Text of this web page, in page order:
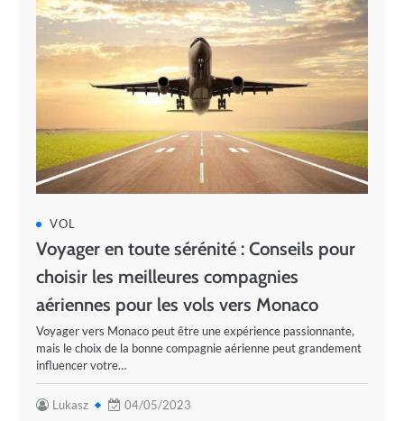
VOL
Voyager en toute sérénité : Conseils pour
choisir les meilleures compagnies
aériennes pour les vols vers Monaco
Voyager vers Monaco peut être une expérience passionnante,
mais le choix de la bonne compagnie aérienne peut grandement
influencer votre…
Lukasz 04/05/2023